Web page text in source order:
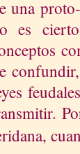
una
es